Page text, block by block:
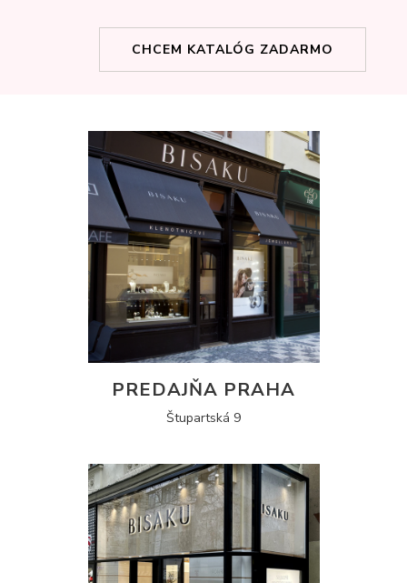
CHCEM KATALÓG ZADARMO
PREDAJŇA PRAHA
Štupartská 9